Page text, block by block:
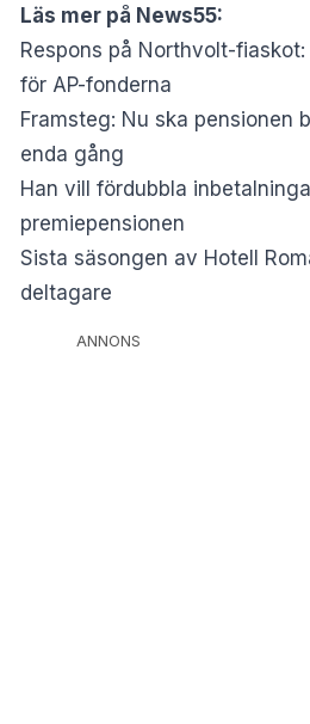
Läs mer på News55:
Respons på Northvolt-
för AP-fonderna
Framsteg: Nu ska pensionen
enda gång
Han vill fördubbla
premiepensionen
Sista säsongen av Hotell
deltagare
ANNONS